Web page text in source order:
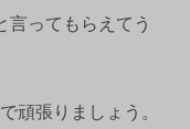
言ってもらえてう
頑張りましょう。